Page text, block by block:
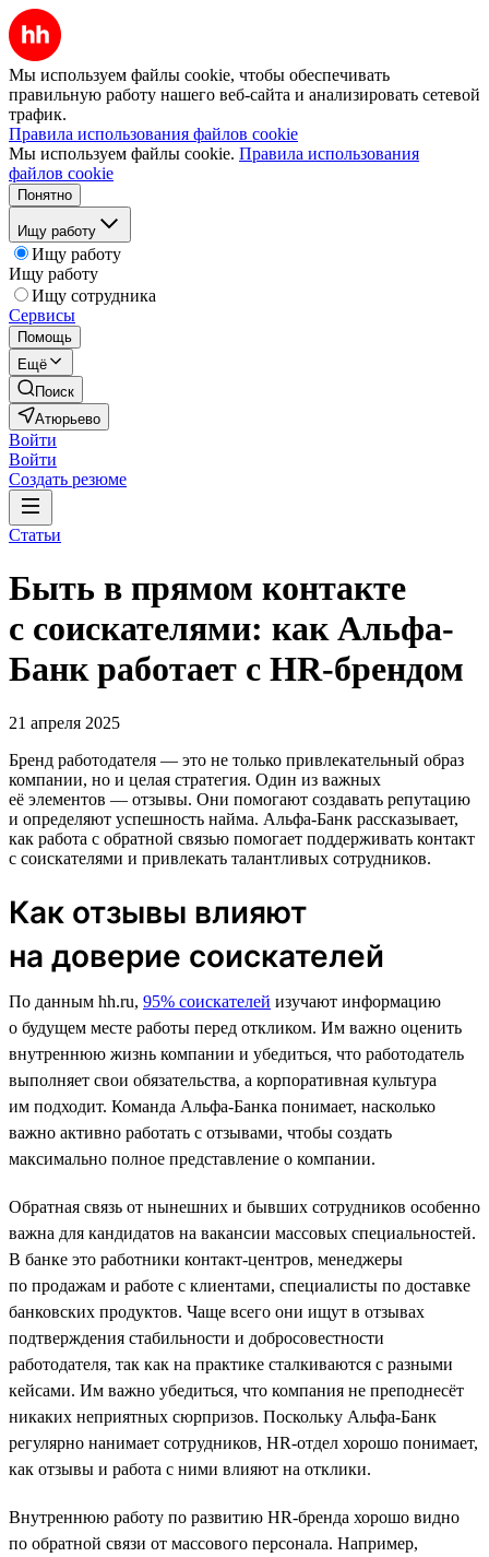
Мы используем файлы cookie, чтобы обеспечивать
правильную работу нашего веб-сайта и анализировать сетевой
трафик.
Правила использования файлов cookie
Мы используем файлы cookie. Правила использования
файлов cookie
Понятно
Ищу работу
Ищу работу
Ищу работу
Ищу сотрудника
Сервисы
Помощь
Ещё
Поиск
Атюрьево
Войти
Войти
Создать резюме
Статьи
Быть в прямом контакте
с соискателями: как Альфа-
Банк работает с HR-брендом
21 апреля 2025
Бренд работодателя — это не только привлекательный образ
компании, но и целая стратегия. Один из важных
её элементов — отзывы. Они помогают создавать репутацию
и определяют успешность найма. Альфа-Банк рассказывает,
как работа с обратной связью помогает поддерживать контакт
с соискателями и привлекать талантливых сотрудников.
Как отзывы влияют
на доверие соискателей
По данным hh.ru, 95% соискателей изучают информацию
о будущем месте работы перед откликом. Им важно оценить
внутреннюю жизнь компании и убедиться, что работодатель
выполняет свои обязательства, а корпоративная культура
им подходит. Команда Альфа-Банка понимает, насколько
важно активно работать с отзывами, чтобы создать
максимально полное представление о компании.
Обратная связь от нынешних и бывших сотрудников особенно
важна для кандидатов на вакансии массовых специальностей.
В банке это работники контакт-центров, менеджеры
по продажам и работе с клиентами, специалисты по доставке
банковских продуктов. Чаще всего они ищут в отзывах
подтверждения стабильности и добросовестности
работодателя, так как на практике сталкиваются с разными
кейсами. Им важно убедиться, что компания не преподнесёт
никаких неприятных сюрпризов. Поскольку Альфа-Банк
регулярно нанимает сотрудников, HR-отдел хорошо понимает,
как отзывы и работа с ними влияют на отклики.
Внутреннюю работу по развитию HR-бренда хорошо видно
по обратной связи от массового персонала. Например,